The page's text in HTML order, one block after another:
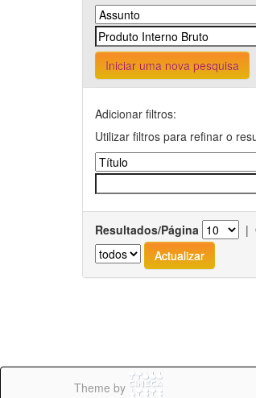
Iniciar uma nova pesquisa
Adicionar filtros:
Utilizar filtros para refinar o
Resultados/Página |
Theme by